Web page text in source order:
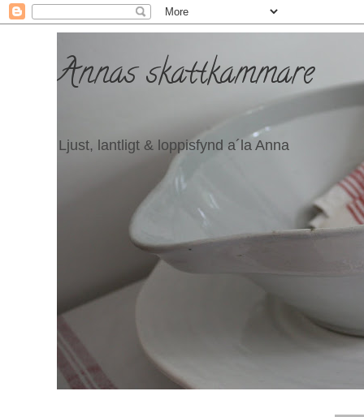
Annas skattkammare
Ljust, lantligt & loppisfynd a´la Anna